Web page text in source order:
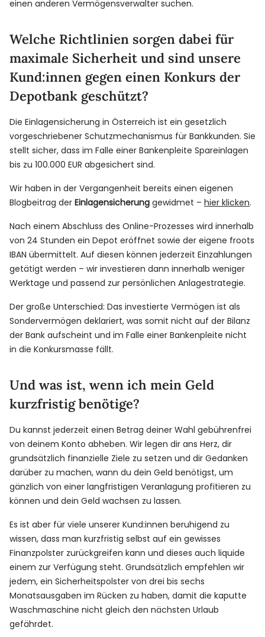
einen anderen Vermögensverwalter suchen.
Welche Richtlinien sorgen dabei für
maximale Sicherheit und sind unsere
Kund:innen gegen einen Konkurs der
Depotbank geschützt?
Die Einlagensicherung in Österreich ist ein gesetzlich
vorgeschriebener Schutzmechanismus für Bankkunden. Sie
stellt sicher, dass im Falle einer Bankenpleite Spareinlagen
bis zu 100.000 EUR abgesichert sind.
Wir haben in der Vergangenheit bereits einen eigenen
Blogbeitrag der Einlagensicherung gewidmet – hier klicken.
Nach einem Abschluss des Online-Prozesses wird innerhalb
von 24 Stunden ein Depot eröffnet sowie der eigene froots
IBAN übermittelt. Auf diesen können jederzeit Einzahlungen
getätigt werden – wir investieren dann innerhalb weniger
Werktage und passend zur persönlichen Anlagestrategie.
Der große Unterschied: Das investierte Vermögen ist als
Sondervermögen deklariert, was somit nicht auf der Bilanz
der Bank aufscheint und im Falle einer Bankenpleite nicht
in die Konkursmasse fällt.
Und was ist, wenn ich mein Geld
kurzfristig benötige?
Du kannst jederzeit einen Betrag deiner Wahl gebührenfrei
von deinem Konto abheben. Wir legen dir ans Herz, dir
grundsätzlich finanzielle Ziele zu setzen und dir Gedanken
darüber zu machen, wann du dein Geld benötigst, um
gänzlich von einer langfristigen Veranlagung profitieren zu
können und dein Geld wachsen zu lassen.
Es ist aber für viele unserer Kund:innen beruhigend zu
wissen, dass man kurzfristig selbst auf ein gewisses
Finanzpolster zurückgreifen kann und dieses auch liquide
einem zur Verfügung steht. Grundsätzlich empfehlen wir
jedem, ein Sicherheitspolster von drei bis sechs
Monatsausgaben im Rücken zu haben, damit die kaputte
Waschmaschine nicht gleich den nächsten Urlaub
gefährdet.